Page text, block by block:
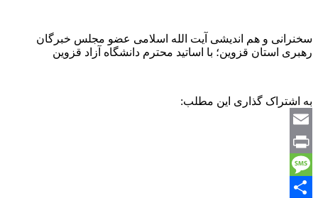
سخنرانی و هم اندیشی آیت الله اسلامی عضو مجلس خبرگان
رهبری استان قزوین؛ با اساتید محترم دانشگاه آزاد قزوین
به اشتراک گذاری این مطلب:
Email
Print
Message